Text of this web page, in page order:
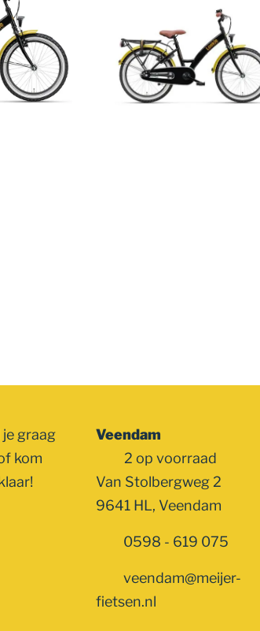
Veendam
2 op voorraad
Van Stolbergweg 2
9641 HL, Veendam
0598 - 619 075
veendam@meijer-
fietsen.nl
je graag
kom